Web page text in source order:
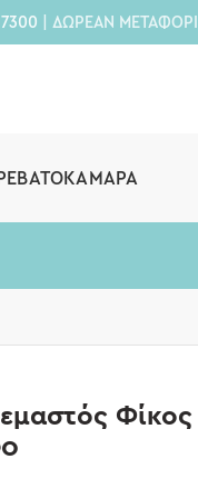
| ΔΩΡΕΑΝ
Φίκος